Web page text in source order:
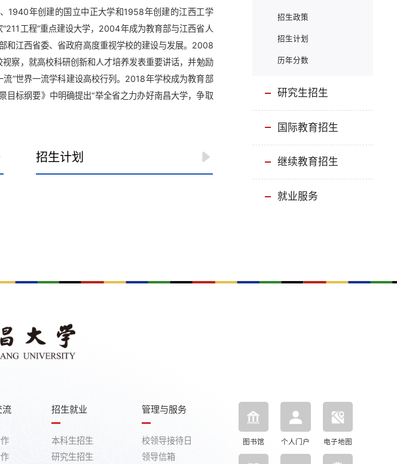
1940年创建的国立中正大学和1958年创建的江西工学
工程”重点建设大学，2004年成为教育部与江西省人
和江西省委、省政府高度重视学校的建设与发展。2008
察，就高校科研创新和人才培养发表重要讲话，并勉励
”世界一流学科建设高校行列。2018年学校成为教育部
标纲要》中明确提出“举全省之力办好南昌大学，争取
招生计划
招生政策
招生计划
历年分数
研究生招生
国际教育招生
继续教育招生
就业服务
流 招生就业
本科生招生
研究生招生
管理与服务
校领导接待日
领导信箱
图书馆 个人门户 电子地图